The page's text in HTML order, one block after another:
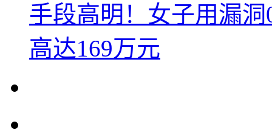
手段高明！女子用漏
高达169万元